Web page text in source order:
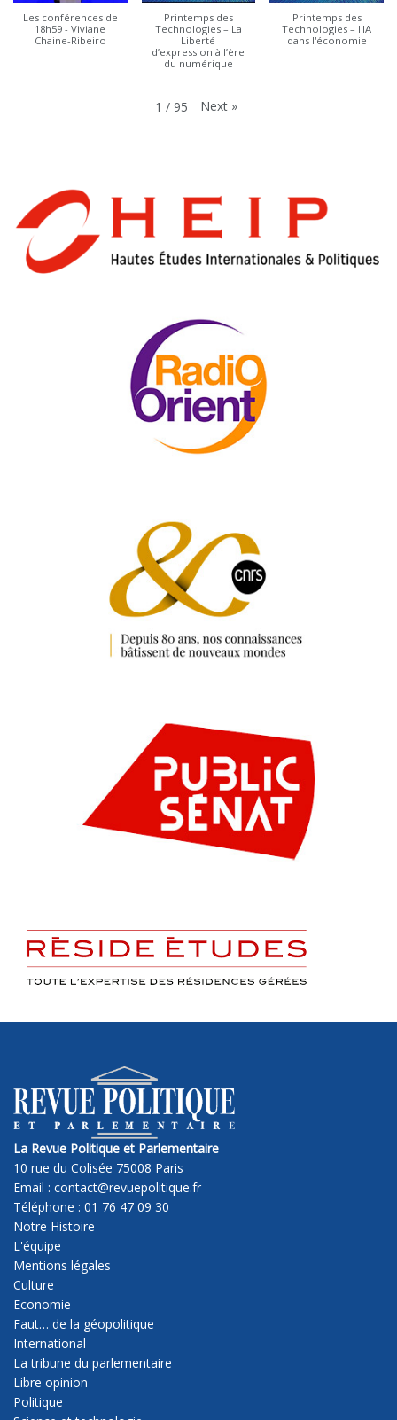
Les conférences de
18h59 - Viviane
Chaine-Ribeiro
Printemps des
Technologies – La
Liberté
d’expression à l’ère
du numérique
Printemps des
Technologies – l'IA
dans l'économie
1 / 95 Next »
La Revue Politique et Parlementaire
10 rue du Colisée 75008 Paris
Email : contact@revuepolitique.fr
Téléphone : 01 76 47 09 30
Notre Histoire
L'équipe
Mentions légales
Culture
Economie
Faut… de la géopolitique
International
La tribune du parlementaire
Libre opinion
Politique